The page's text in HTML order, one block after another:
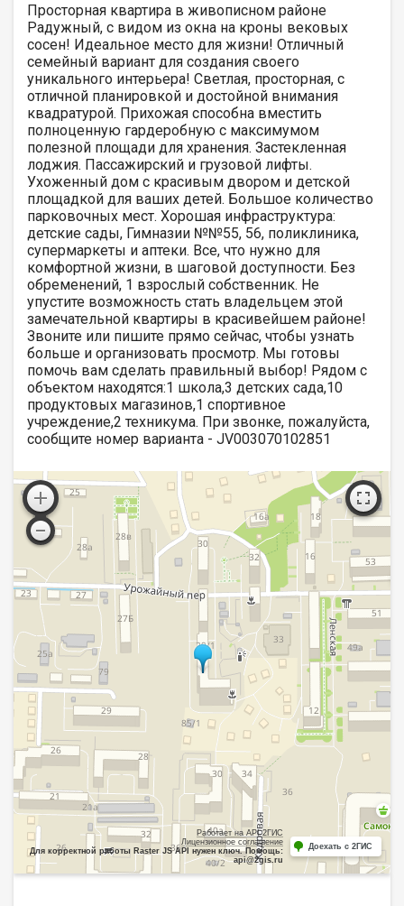
Просторная квартира в живописном районе
Радужный, с видом из окна на кроны вековых
сосен! Идеальное место для жизни! Отличный
семейный вариант для создания своего
уникального интерьера! Светлая, просторная, с
отличной планировкой и достойной внимания
квадратурой. Прихожая способна вместить
полноценную гардеробную с максимумом
полезной площади для хранения. Застекленная
лоджия. Пассажирский и грузовой лифты.
Ухоженный дом с красивым двором и детской
площадкой для ваших детей. Большое количество
парковочных мест. Хорошая инфраструктура:
детские сады, Гимназии №№55, 56, поликлиника,
супермаркеты и аптеки. Все, что нужно для
комфортной жизни, в шаговой доступности. Без
обременений, 1 взрослый собственник. Не
упустите возможность стать владельцем этой
замечательной квартиры в красивейшем районе!
Звоните или пишите прямо сейчас, чтобы узнать
больше и организовать просмотр. Мы готовы
помочь вам сделать правильный выбор! Рядом с
объектом находятся:1 школа,3 детских сада,10
продуктовых магазинов,1 спортивное
учреждение,2 техникума. При звонке, пожалуйста,
сообщите номер варианта - JV003070102851
Работает на API 2ГИС
Лицензионное соглашение
Для корректной работы Raster JS API нужен ключ. Помощь:
api@2gis.ru
Доехать с 2ГИС